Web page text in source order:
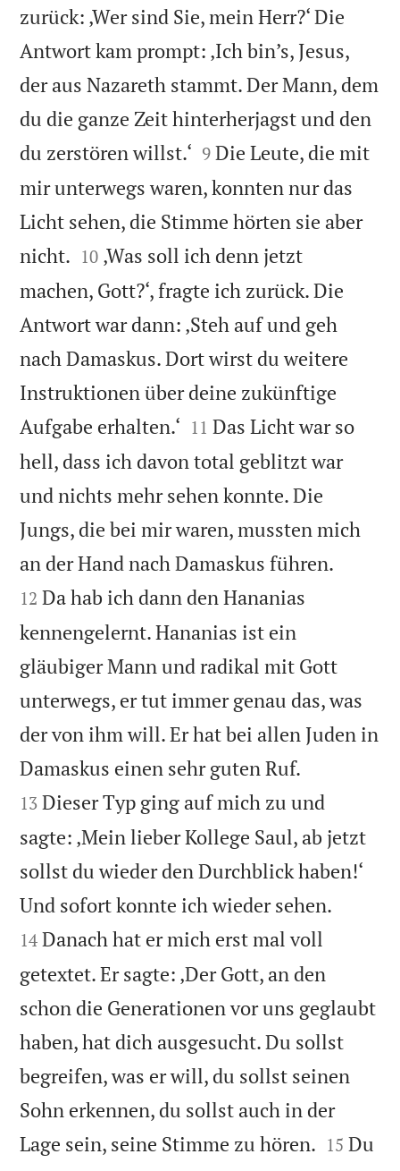
zurück: ‚Wer sind Sie, mein Herr?‘ Die
Antwort kam prompt: ‚Ich bin’s, Jesus,
der aus Nazareth stammt. Der Mann, dem
du die ganze Zeit hinterherjagst und den
du zerstören willst.‘ 

9 Die Leute, die mit
mir unterwegs waren, konnten nur das
Licht sehen, die Stimme hörten sie aber
nicht. 

10 ‚Was soll ich denn jetzt
machen, Gott?‘, fragte ich zurück. Die
Antwort war dann: ‚Steh auf und geh
nach Damaskus. Dort wirst du weitere
Instruktionen über deine zukünftige
Aufgabe erhalten.‘ 

11 Das Licht war so
hell, dass ich davon total geblitzt war
und nichts mehr sehen konnte. Die
Jungs, die bei mir waren, mussten mich
an der Hand nach Damaskus führen.
12 Da hab ich dann den Hananias
kennengelernt. Hananias ist ein
gläubiger Mann und radikal mit Gott
unterwegs, er tut immer genau das, was
der von ihm will. Er hat bei allen Juden in
Damaskus einen sehr guten Ruf.
13 Dieser Typ ging auf mich zu und
sagte: ‚Mein lieber Kollege Saul, ab jetzt
sollst du wieder den Durchblick haben!‘
Und sofort konnte ich wieder sehen.
14 Danach hat er mich erst mal voll
getextet. Er sagte: ‚Der Gott, an den
schon die Generationen vor uns geglaubt
haben, hat dich ausgesucht. Du sollst
begreifen, was er will, du sollst seinen
Sohn erkennen, du sollst auch in der
Lage sein, seine Stimme zu hören. 

15 Du